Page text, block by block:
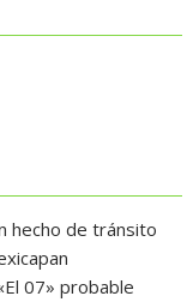
hecho de tránsito
07» probable